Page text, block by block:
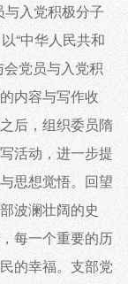
入党积极分子
“中华人民共和
党员与入党积
内容与写作收
后，组织委员隋
活动，进一步提
思想觉悟。回望
波澜壮阔的史
每一个重要的历
的幸福。支部党